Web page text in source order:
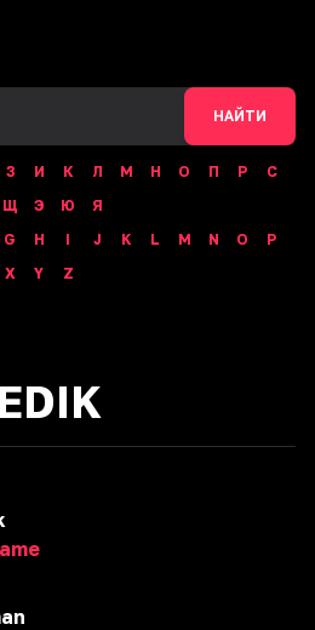
НАЙТИ
З И К Л М Н О П Р
С
Щ Э Ю
Я
G H I J K L M N O
P
X Y Z